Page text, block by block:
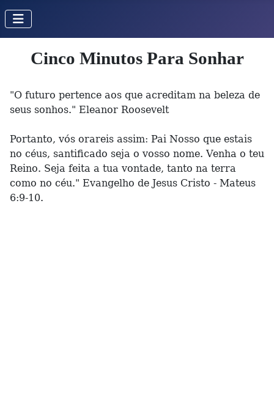
Cinco Minutos Para Sonhar
"O futuro pertence aos que acreditam na beleza de
seus sonhos." Eleanor Roosevelt
Portanto, vós orareis assim: Pai Nosso que estais
no céus, santificado seja o vosso nome. Venha o teu
Reino. Seja feita a tua vontade, tanto na terra
como no céu." Evangelho de Jesus Cristo - Mateus
6:9-10.